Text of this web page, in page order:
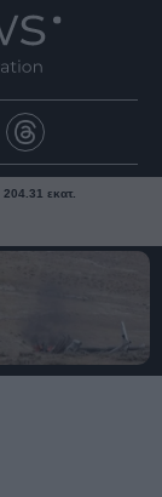
204.31 εκατ.